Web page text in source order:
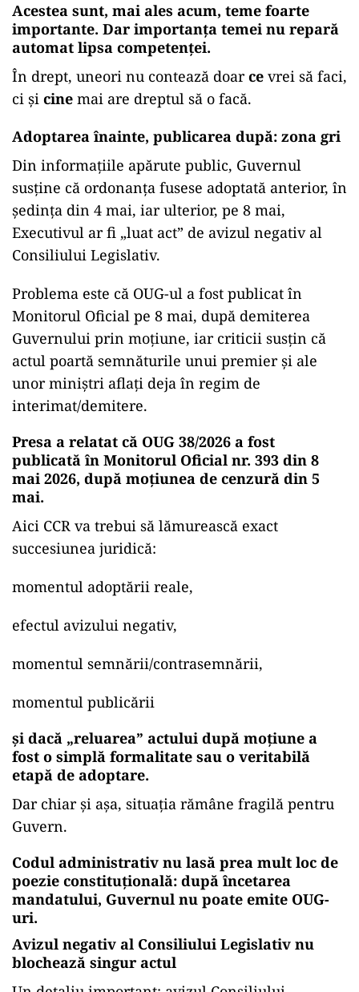
Acestea sunt, mai ales acum, teme foarte
importante. Dar importanța temei nu repară
automat lipsa competenței.
În drept, uneori nu contează doarce vrei să faci,
ci și cine mai are dreptul să o facă.
Adoptarea înainte, publicarea după: zona gri
Din informațiile apărute public, Guvernul
susține că ordonanța fusese adoptată anterior, în
ședința din 4 mai, iar ulterior, pe 8 mai,
Executivul ar fi „luat act” de avizul negativ al
Consiliului Legislativ.
Problema este că OUG-ul a fost publicat în
Monitorul Oficial pe 8 mai, după demiterea
Guvernului prin moțiune, iar criticii susțin că
actul poartă semnăturile unui premier și ale
unor miniștri aflați deja în regim de
interimat/demitere.
Presa a relatat că OUG 38/2026 a fost
publicată în Monitorul Oficial nr. 393 din 8
mai 2026, după moțiunea de cenzură din 5
mai.
Aici CCR va trebui să lămurească exact
succesiunea juridică:
momentul adoptării reale,
efectul avizului negativ,
momentul semnării/contrasemnării,
momentul publicării
și dacă „reluarea” actului după moțiune a
fost o simplă formalitate sau o veritabilă
etapă de adoptare.
Dar chiar și așa, situația rămâne fragilă pentru
Guvern.
Codul administrativ nu lasă prea mult loc de
poezie constituțională: după încetarea
mandatului, Guvernul nu poate emite OUG-
uri.
Avizul negativ al Consiliului Legislativ nu
blochează singur actul